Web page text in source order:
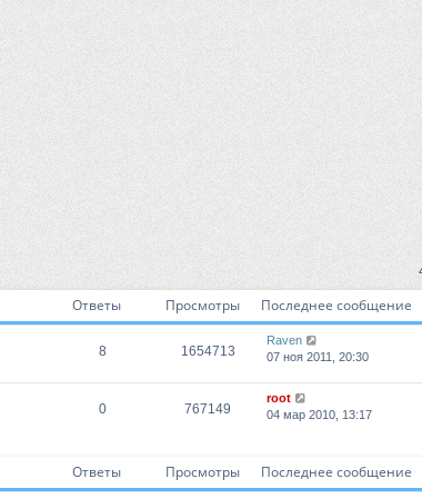
Ответы Просмотры Последнее сообщение
8 1654713
Raven
07 ноя 2011, 20:30
0 767149
root
04 мар 2010, 13:17
Ответы Просмотры Последнее сообщение